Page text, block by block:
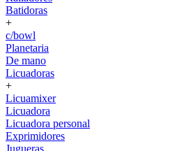
Batidoras
+
c/bowl
Planetaria
De mano
Licuadoras
+
Licuamixer
Licuadora
Licuadora personal
Exprimidores
Jugueras